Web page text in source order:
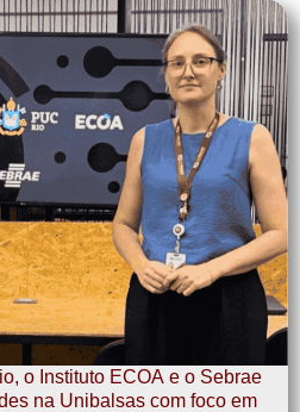
o Instituto ECOA e o Sebrae
na Unibalsas com foco em